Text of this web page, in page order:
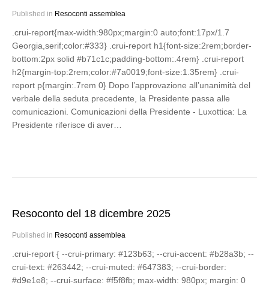
Published in Resoconti assemblea
.crui-report{max-width:980px;margin:0 auto;font:17px/1.7
Georgia,serif;color:#333} .crui-report h1{font-size:2rem;border-
bottom:2px solid #b71c1c;padding-bottom:.4rem} .crui-report
h2{margin-top:2rem;color:#7a0019;font-size:1.35rem} .crui-
report p{margin:.7rem 0} Dopo l’approvazione all’unanimità del
verbale della seduta precedente, la Presidente passa alle
comunicazioni. Comunicazioni della Presidente - Luxottica: La
Presidente riferisce di aver…
Resoconto del 18 dicembre 2025
Published in Resoconti assemblea
.crui-report { --crui-primary: #123b63; --crui-accent: #b28a3b; --
crui-text: #263442; --crui-muted: #647383; --crui-border:
#d9e1e8; --crui-surface: #f5f8fb; max-width: 980px; margin: 0